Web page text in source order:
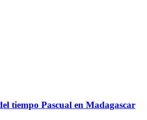
tiempo Pascual en Madagascar